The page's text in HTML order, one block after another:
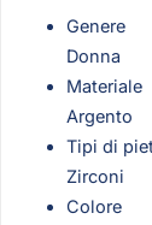
Genere
Donna
Materiale
Argento
Tipi di
Zirconi
Colore